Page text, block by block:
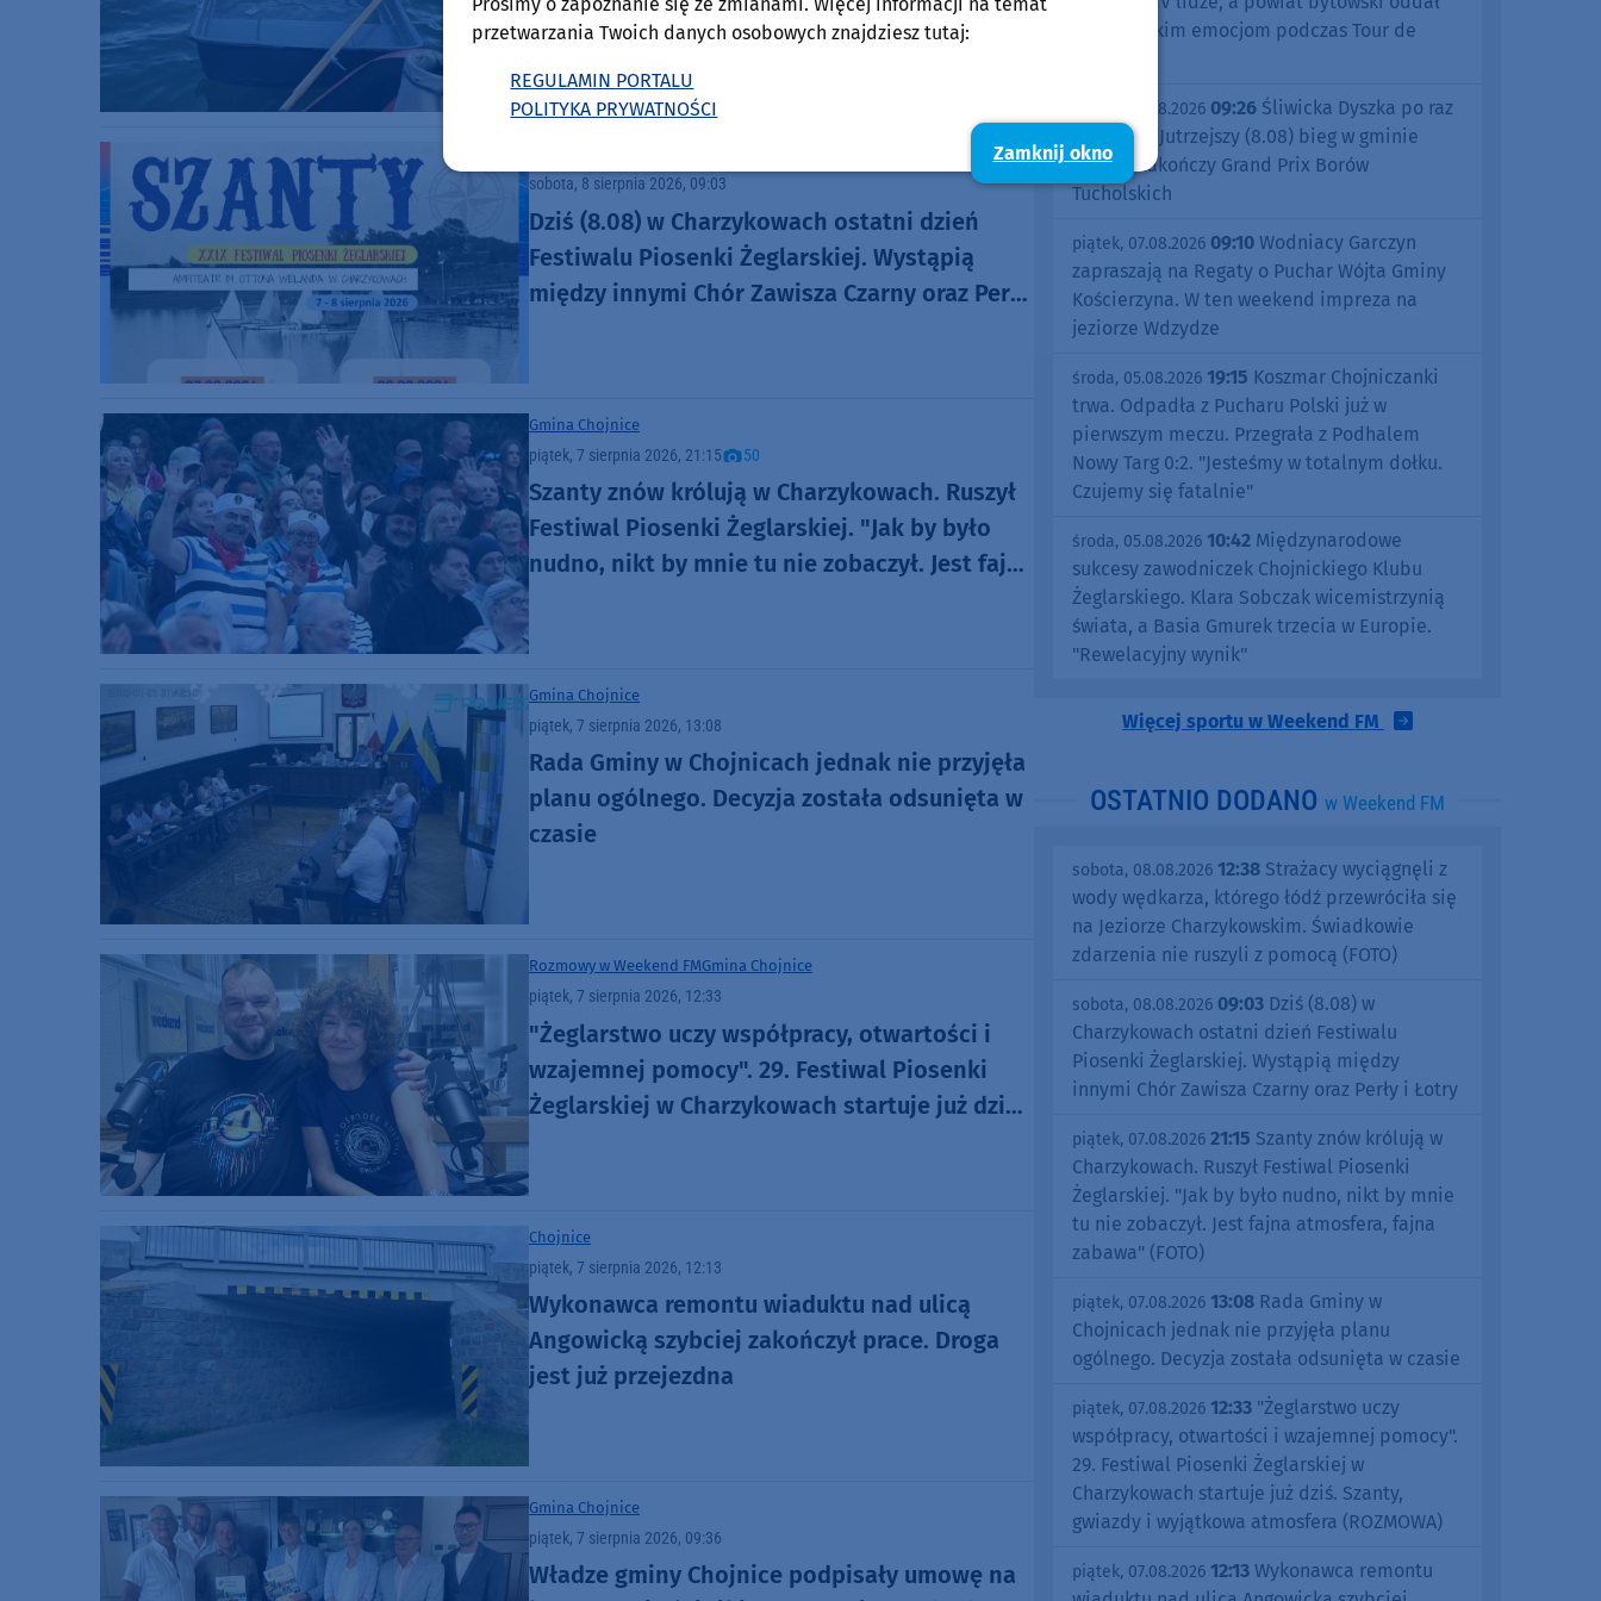
Charzykowskim. Świadkowie zdarzenia nie
sobota, 8 sierpnia 2026, 09:03
Dziś (8.08) w Charzykowach ostatni dzień
Festiwalu Piosenki Żeglarskiej. Wystąpią
między innymi Chór Zawisza Czarny oraz Perły
Gmina Chojnice
piątek, 7 sierpnia 2026, 21:15 50
Szanty znów królują w Charzykowach. Ruszył
Festiwal Piosenki Żeglarskiej. "Jak by było
nudno, nikt by mnie tu nie zobaczył. Jest fajna
Gmina Chojnice
piątek, 7 sierpnia 2026, 13:08
Rada Gminy w Chojnicach jednak nie przyjęła
planu ogólnego. Decyzja została odsunięta w
czasie
Rozmowy w Weekend FMGmina Chojnice
piątek, 7 sierpnia 2026, 12:33
"Żeglarstwo uczy współpracy, otwartości i
wzajemnej pomocy". 29. Festiwal Piosenki
Żeglarskiej w Charzykowach startuje już dziś.
Chojnice
piątek, 7 sierpnia 2026, 12:13
Wykonawca remontu wiaduktu nad ulicą
Angowicką szybciej zakończył prace. Droga
jest już przejezdna
Gmina Chojnice
piątek, 7 sierpnia 2026, 09:36
Władze gminy Chojnice podpisały umowę na
się kolarskim emocjom podczas Tour de
piątek, 07.08.2026 09:26 Śliwicka Dyszka po raz
dziesiąty. Jutrzejszy (8.08) bieg w gminie
Śliwice zakończy Grand Prix Borów
Tucholskich
piątek, 07.08.2026 09:10 Wodniacy Garczyn
zapraszają na Regaty o Puchar Wójta Gminy
Kościerzyna. W ten weekend impreza na
jeziorze Wdzydze
środa, 05.08.2026 19:15 Koszmar Chojniczanki
trwa. Odpadła z Pucharu Polski już w
pierwszym meczu. Przegrała z Podhalem
Nowy Targ 0:2. "Jesteśmy w totalnym dołku.
Czujemy się fatalnie"
środa, 05.08.2026 10:42 Międzynarodowe
sukcesy zawodniczek Chojnickiego Klubu
Żeglarskiego. Klara Sobczak wicemistrzynią
świata, a Basia Gmurek trzecia w Europie.
"Rewelacyjny wynik"
Więcej sportu w Weekend FM
OSTATNIO DODANO w Weekend FM
sobota, 08.08.2026 12:38 Strażacy wyciągnęli z
wody wędkarza, którego łódź przewróciła się
na Jeziorze Charzykowskim. Świadkowie
zdarzenia nie ruszyli z pomocą (FOTO)
sobota, 08.08.2026 09:03 Dziś (8.08) w
Charzykowach ostatni dzień Festiwalu
Piosenki Żeglarskiej. Wystąpią między
innymi Chór Zawisza Czarny oraz Perły i Łotry
piątek, 07.08.2026 21:15 Szanty znów królują w
Charzykowach. Ruszył Festiwal Piosenki
Żeglarskiej. "Jak by było nudno, nikt by mnie
tu nie zobaczył. Jest fajna atmosfera, fajna
zabawa" (FOTO)
piątek, 07.08.2026 13:08 Rada Gminy w
Chojnicach jednak nie przyjęła planu
ogólnego. Decyzja została odsunięta w czasie
piątek, 07.08.2026 12:33 "Żeglarstwo uczy
współpracy, otwartości i wzajemnej pomocy".
29. Festiwal Piosenki Żeglarskiej w
Charzykowach startuje już dziś. Szanty,
gwiazdy i wyjątkowa atmosfera (ROZMOWA)
piątek, 07.08.2026 12:13 Wykonawca remontu
przetwarzania Twoich danych osobowych znajdziesz tutaj:
REGULAMIN PORTALU
POLITYKA PRYWATNOŚCI
Zamknij okno